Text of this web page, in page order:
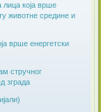
која врше
животне средине и
врше енергетски
стручног
зграда